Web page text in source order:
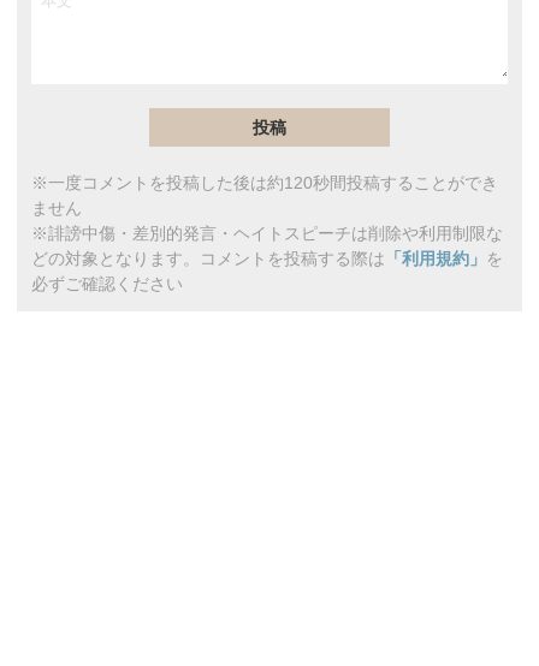
※一度コメントを投稿した後は約120秒間投稿することができ
ません
※誹謗中傷・差別的発言・ヘイトスピーチは削除や利用制限な
どの対象となります。コメントを投稿する際は 「利用規約」 を
必ずご確認ください